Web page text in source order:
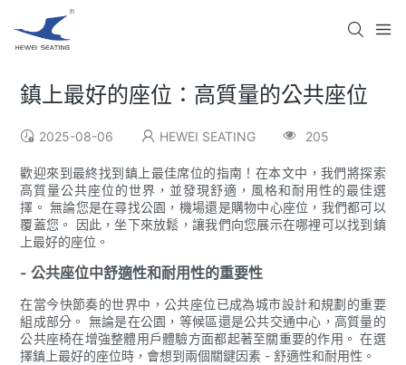
鎮上最好的座位：高質量的公共座位
2025-08-06 HEWEI SEATING 205
歡迎來到最終找到鎮上最佳席位的指南！在本文中，我們將探索
高質量公共座位的世界，並發現舒適，風格和耐用性的最佳選
擇。 無論您是在尋找公園，機場還是購物中心座位，我們都可以
覆蓋您。 因此，坐下來放鬆，讓我們向您展示在哪裡可以找到鎮
上最好的座位。
- 公共座位中舒適性和耐用性的重要性
在當今快節奏的世界中，公共座位已成為城市設計和規劃的重要
組成部分。 無論是在公園，等候區還是公共交通中心，高質量的
公共座椅在增強整體用戶體驗方面都起著至關重要的作用。 在選
擇鎮上最好的座位時，會想到兩個關鍵因素 - 舒適性和耐用性。